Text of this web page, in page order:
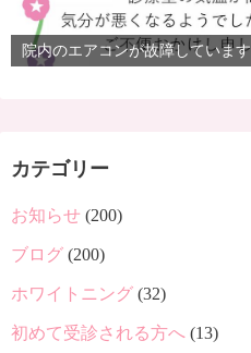
院内のエアコンが故障しています
カテゴリー
お知らせ (200)
ブログ (200)
ホワイトニング (32)
初めて受診される方へ (13)